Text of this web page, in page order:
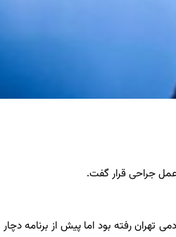
جراحی قرار گفت.
تهران رفته بود اما پیش از برنامه